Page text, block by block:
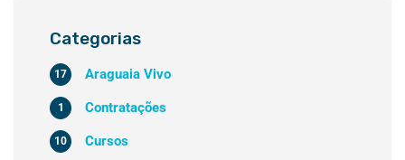
Categorias
Araguaia Vivo
17
Contratações
1
Cursos
10